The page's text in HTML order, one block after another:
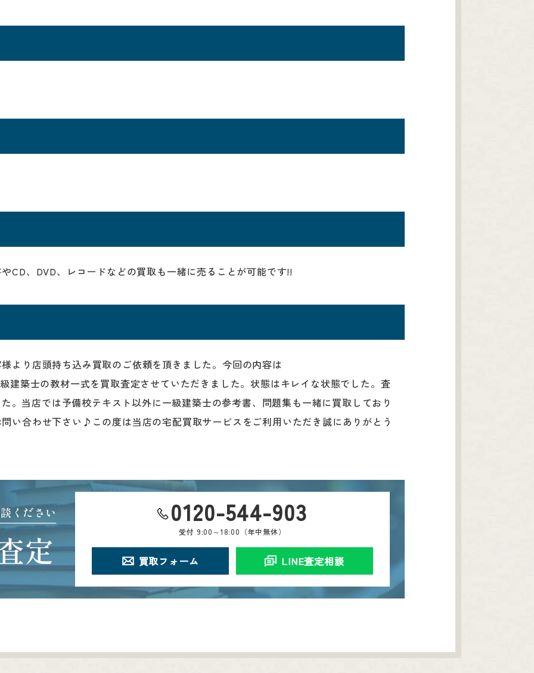
CD、DVD、レコードなどの買取も一緒に売ることが可能です!!
より店頭持ち込み買取のご依頼を頂きました。今回の内容は
建築士の教材一式を買取査定させていただきました。状態はキレイな状態でした。査
。当店では予備校テキスト以外に一級建築士の参考書、問題集も一緒に買取しており
い合わせ下さい♪この度は当店の宅配買取サービスをご利用いただき誠にありがとう
ください
定
0120-544-903
受付 9:00～18:00（年中無休）
買取フォーム LINE査定相談